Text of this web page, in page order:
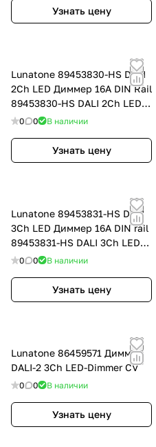
colour&DIMУзнать цену
Lunatone 89453830-HS DALI
2Ch LED Диммер 16A DIN Rail
89453830-HS DALI 2Ch LED
драйвер, постоянное
0 0 В наличии
Узнать цену
Lunatone 89453831-HS DALI
3Ch LED Диммер 16A DIN rail
89453831-HS DALI 3Ch LED
драйвер, постоянное
0 0 В наличии
Узнать цену
Lunatone 86459571 Диммер
DALI-2 3Ch LED-Dimmer CV
0 0 В наличии
Узнать цену